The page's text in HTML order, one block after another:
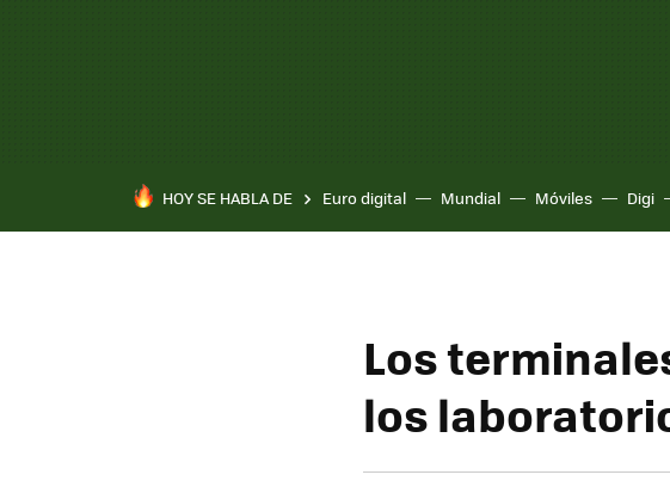
HOY SE HABLA DE Euro digital Mundial Móviles Digi
Los
los